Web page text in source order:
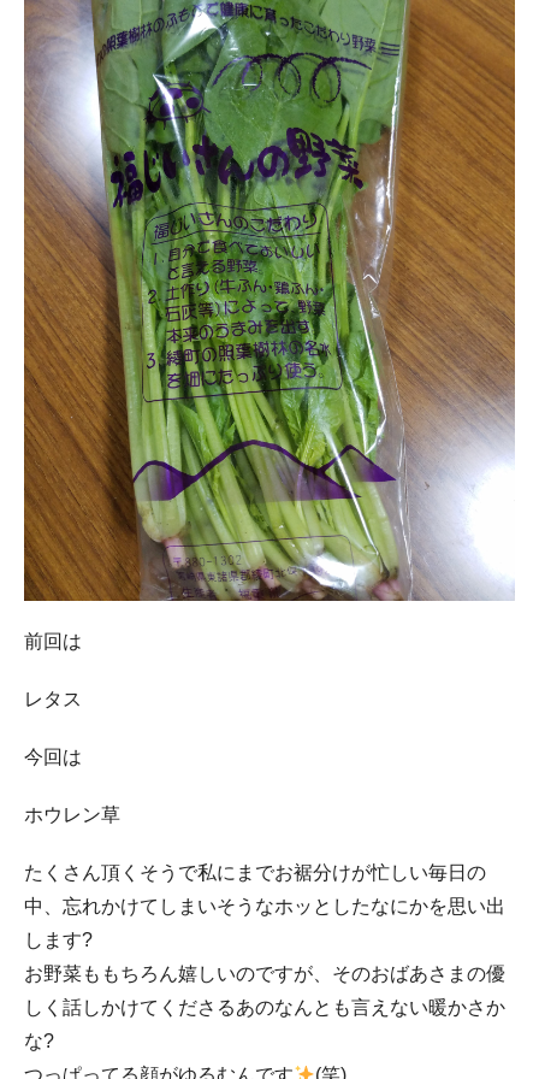
前回は
レタス
今回は
ホウレン草
たくさん頂くそうで私にまでお裾分けが忙しい毎日の
中、忘れかけてしまいそうなホッとしたなにかを思い出
します?
お野菜ももちろん嬉しいのですが、そのおばあさまの優
しく話しかけてくださるあのなんとも言えない暖かさか
な?
つっぱってる顔がゆるむんです
(笑)